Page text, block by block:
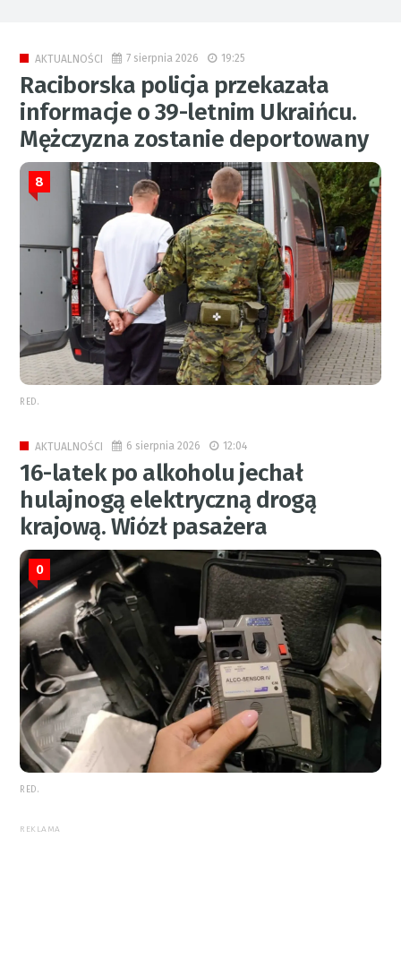
AKTUALNOŚCI 7 sierpnia 2026 19:25
Raciborska policja przekazała
informacje o 39-letnim Ukraińcu.
Mężczyzna zostanie deportowany
8
RED.
AKTUALNOŚCI 6 sierpnia 2026 12:04
16-latek po alkoholu jechał
hulajnogą elektryczną drogą
krajową. Wiózł pasażera
0
RED.
REKLAMA